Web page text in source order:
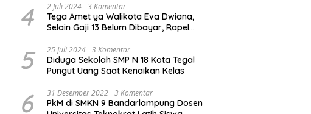
Lampung
4 2 Juli 2024 3 Komentar
Tega Amet ya Walikota Eva Dwiana,
Selain Gaji 13 Belum Dibayar, Rapel
Dibayar
5 25 Juli 2024 3 Komentar
Diduga Sekolah SMP N 18 Kota Tegal
Pungut Uang Saat Kenaikan Kelas
6 31 Desember 2022 3 Komentar
PkM di SMKN 9 Bandarlampung Dosen